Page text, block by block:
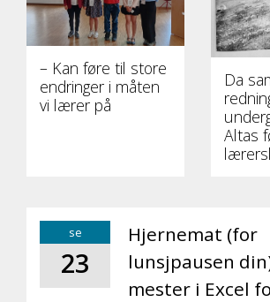
– Kan føre til store
endringer i måten
vi lærer på
Da
Altas
se
23
Hjernemat (for
lunsjpausen
mester i Excel